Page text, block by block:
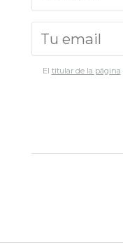
El titular de la página